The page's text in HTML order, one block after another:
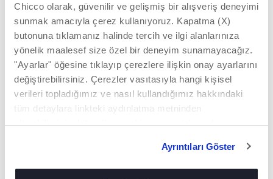
Chicco olarak, güvenilir ve gelişmiş bir alışveriş deneyimi
sunmak amacıyla çerez kullanıyoruz. Kapatma (X)
butonuna tıklamanız halinde tercih ve ilgi alanlarınıza
yönelik maalesef size özel bir deneyim sunamayacağız.
"Ayarlar" öğesine tıklayıp çerezlere ilişkin onay ayarlarını
değiştirebilirsiniz. Çerezler vasıtasıyla hangi kişisel
verileri topladığımız ve nasıl kullandığımız hakkındaki
tüm detaylara linkteki aydınlatma metninden
ulaşabilirsiniz. https://www.chicco.com.tr/yasal-
Ayrıntıları Göster
Geniş askılar: Ağırlığın
taşıyıcının sırtına
dengeli bir şekilde
dağıtılmasını sağlar.
Pratik çanta: Bebek
taşıyıcısını temiz
tutmak ve muhafaza
etmek içindir.
HIJYEN
30°C'de makinede
yıkanabilir ve kurutma
makinesinde
kurutulabilir.